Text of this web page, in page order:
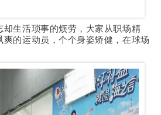
却生活琐事的烦劳，大家从职场精
的运动员，个个身姿矫健，在球场